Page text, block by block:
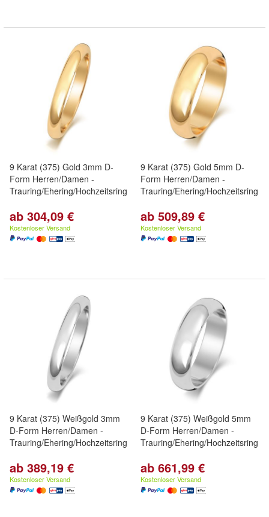
9 Karat (375) Gold 3mm D-
Form Herren/Damen -
Trauring/Ehering/Hochzeitsring
ab 304,09 €
Kostenloser Versand
9 Karat (375) Gold 5mm D-
Form Herren/Damen -
Trauring/Ehering/Hochzeitsring
ab 509,89 €
Kostenloser Versand
9 Karat (375) Weißgold 3mm
D-Form Herren/Damen -
Trauring/Ehering/Hochzeitsring
ab 389,19 €
Kostenloser Versand
9 Karat (375) Weißgold 5mm
D-Form Herren/Damen -
Trauring/Ehering/Hochzeitsring
ab 661,99 €
Kostenloser Versand